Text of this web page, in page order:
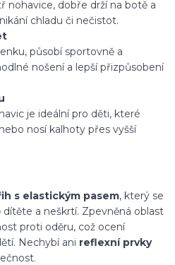
nohavice, dobře drží na botě a
chladu či nečistot.
působí sportovně a
nošení a lepší přizpůsobení
je ideální pro děti, které
nosí kalhoty přes vyšší
s elastickým pasem, který se
a neškrtí. Zpevněná oblast
proti oděru, což ocení
Nechybí ani reflexní prvky